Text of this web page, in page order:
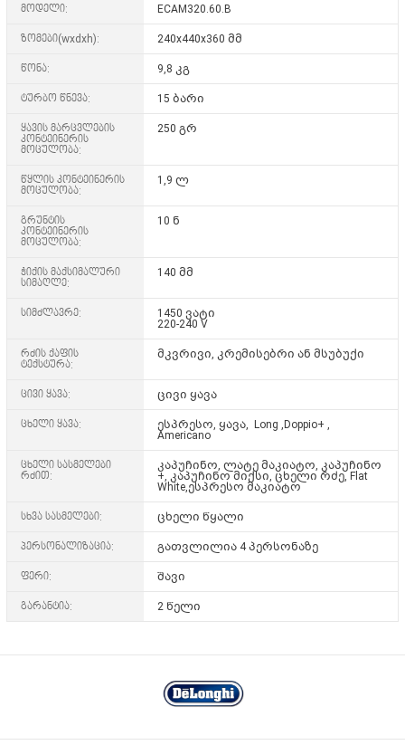
მოდელი: ECAM320.60.B
ზომები(wxdxh): 240x440x360 მმ
წონა: 9,8 კგ
ტურბო წნევა: 15 ბარი
ყავის მარცვლების
კონტეინერის
მოცულობა:
250 გრ
წყლის კონტეინერის
მოცულობა:
1,9 ლ
გრუნტის
კონტეინერის
მოცულობა:
10 ნ
ჭიქის მაქსიმალური
სიმაღლე:
140 მმ
სიმძლავრე:
1450 ვატი
220-240 V
რძის ქაფის
ტექსტურა:
მკვრივი, კრემისებრი ან მსუბუქი
ცივი ყავა: ცივი ყავა
ცხელი ყავა:
ესპრესო, ყავა, Long ,Doppio+ ,
Americano
ცხელი სასმელები
რძით:
კაპუჩინო, ლატე მაკიატო, კაპუჩინო
+, კაპუჩინო მიქსი, ცხელი რძე, Flat
White,ესპრესო მაკიატო
სხვა სასმელები: ცხელი წყალი
პერსონალიზაცია: გათვლილია 4 პერსონაზე
ფერი: შავი
გარანტია: 2 წელი